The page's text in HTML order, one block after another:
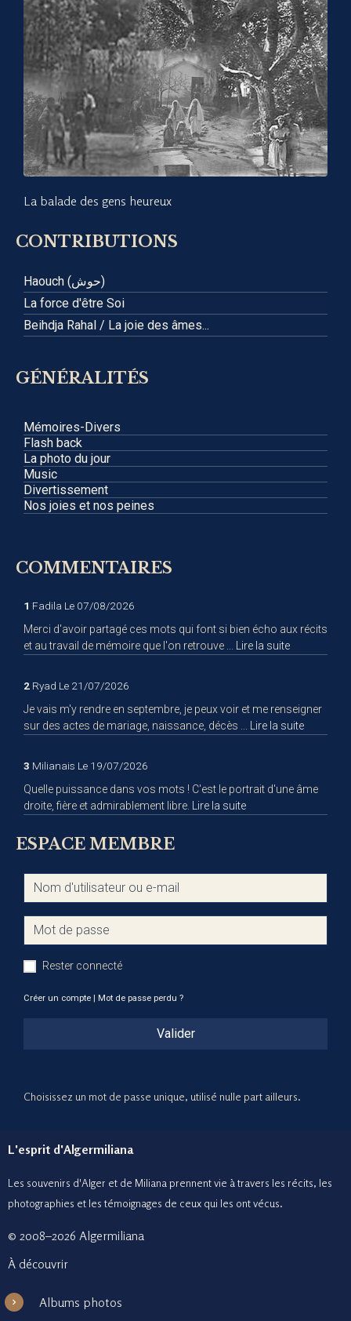
La balade des gens heureux
CONTRIBUTIONS
Haouch (حوش)
La force d'être Soi
Beihdja Rahal / La joie des âmes...
GÉNÉRALITÉS
Mémoires-Divers
Flash back
La photo du jour
Music
Divertissement
Nos joies et nos peines
COMMENTAIRES
1 Fadila Le 07/08/2026
Merci d'avoir partagé ces mots qui font si bien écho aux récits
et au travail de mémoire que l'on retrouve ...
Lire la suite
2 Ryad Le 21/07/2026
Je vais m'y rendre en septembre, je peux voir et me renseigner
sur des actes de mariage, naissance, décès ...
Lire la suite
3 Milianais Le 19/07/2026
Quelle puissance dans vos mots ! C'est le portrait d'une âme
droite, fière et admirablement libre.
Lire la suite
ESPACE MEMBRE
Rester connecté
Créer un compte Mot de passe perdu ?
Valider
Choisissez un mot de passe unique, utilisé nulle part ailleurs.
L'esprit d'Algermiliana
Les souvenirs d'Alger et de Miliana prennent vie à travers les récits, les
photographies et les témoignages de ceux qui les ont vécus.
© 2008–2026 Algermiliana
À découvrir
Albums photos